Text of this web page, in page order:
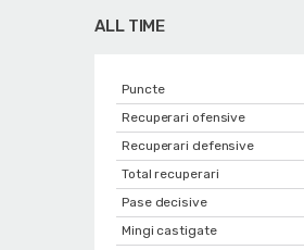
ALL TIME
Puncte
Recuperari ofensive
Recuperari defensive
Total recuperari
Pase decisive
Mingi castigate